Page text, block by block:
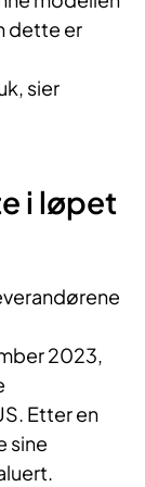
dette er
sier
i løpet
2023,
Etter en
sine